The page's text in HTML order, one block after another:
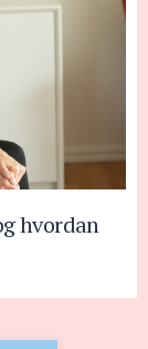
hvordan